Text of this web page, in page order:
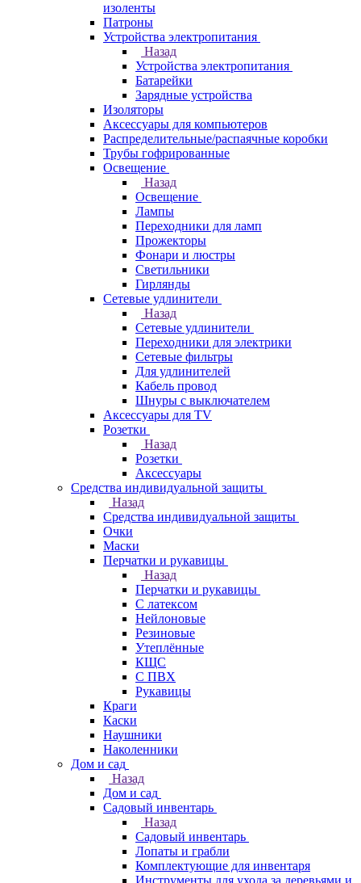
изоленты
Патроны
Устройства электропитания
Назад
Устройства электропитания
Батарейки
Зарядные устройства
Изоляторы
Аксессуары для компьютеров
Распределительные/распаячные коробки
Трубы гофрированные
Освещение
Назад
Освещение
Лампы
Переходники для ламп
Прожекторы
Фонари и люстры
Светильники
Гирлянды
Сетевые удлинители
Назад
Сетевые удлинители
Переходники для электрики
Сетевые фильтры
Для удлинителей
Кабель провод
Шнуры с выключателем
Аксессуары для TV
Розетки
Назад
Розетки
Аксессуары
Средства индивидуальной защиты
Назад
Средства индивидуальной защиты
Очки
Маски
Перчатки и рукавицы
Назад
Перчатки и рукавицы
С латексом
Нейлоновые
Резиновые
Утеплённые
КЩС
С ПВХ
Рукавицы
Краги
Каски
Наушники
Наколенники
Дом и сад
Назад
Дом и сад
Садовый инвентарь
Назад
Садовый инвентарь
Лопаты и грабли
Комплектующие для инвентаря
Инструменты для ухода за деревьями и